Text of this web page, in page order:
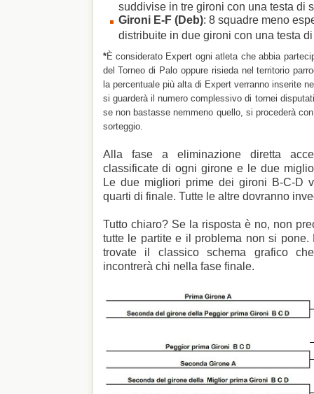
suddivise in tre gironi con una testa di
Gironi E-F (Deb): 8 squadre meno
distribuite in due gironi con una testa
*È considerato Expert ogni atleta che abbia
del Torneo di Palo oppure risieda nel territorio
la percentuale più alta di Expert verranno inserite
si guarderà il numero complessivo di tornei
se non bastasse nemmeno quello, si procederà
sorteggio.
Alla fase a eliminazione diretta
classificate di ogni girone e le due
Le due migliori prime dei gironi B-C-D
quarti di finale. Tutte le altre dovranno
Tutto chiaro? Se la risposta è no, non
tutte le partite e il problema non si pone.
trovate il classico schema grafico
incontrerà chi nella fase finale.